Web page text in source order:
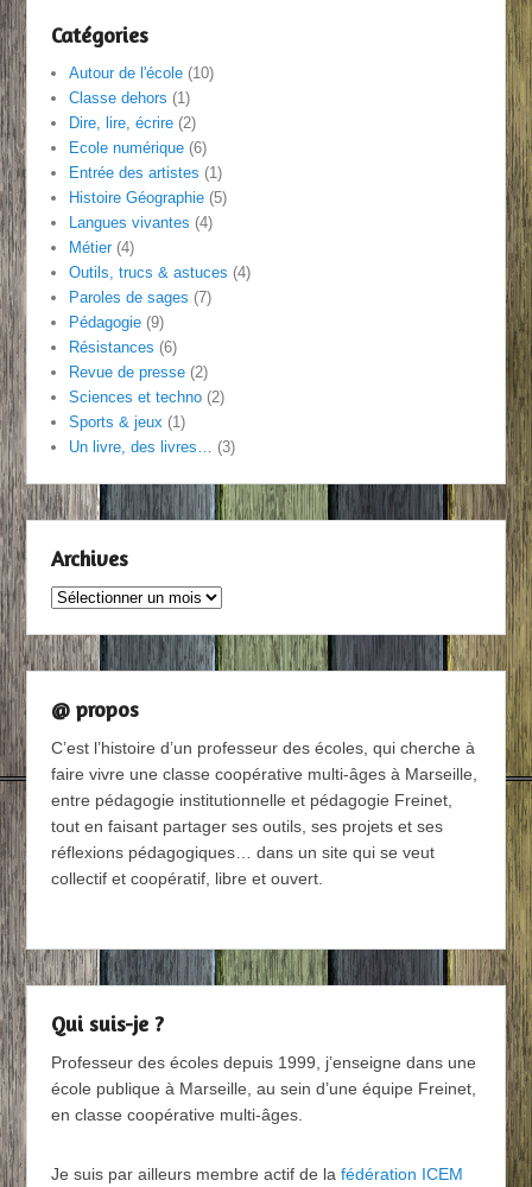
Catégories
Autour de l'école (10)
Classe dehors (1)
Dire, lire, écrire (2)
Ecole numérique (6)
Entrée des artistes (1)
Histoire Géographie (5)
Langues vivantes (4)
Métier(4)
Outils, trucs & astuces (4)
Paroles de sages (7)
Pédagogie (9)
Résistances (6)
Revue de presse (2)
Sciences et techno (2)
Sports & jeux (1)
Un livre, des livres… (3)
Archives
Archives
@ propos
C’est l’histoire d’un professeur des écoles, qui cherche à
faire vivre une classe coopérative multi-âges à Marseille,
entre pédagogie institutionnelle et pédagogie Freinet,
tout en faisant partager ses outils, ses projets et ses
réflexions pédagogiques… dans un site qui se veut
collectif et coopératif, libre et ouvert.
Qui suis-je ?
Professeur des écoles depuis 1999, j’enseigne dans une
école publique à Marseille, au sein d’une équipe Freinet,
en classe coopérative multi-âges.
Je suis par ailleurs membre actif de la fédération ICEM